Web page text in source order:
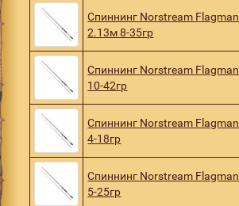
Спиннинг Norstream
2.13м 8-35гр
Спиннинг Norstream
10-42гр
Спиннинг Norstream
4-18гр
Спиннинг Norstream
5-25гр